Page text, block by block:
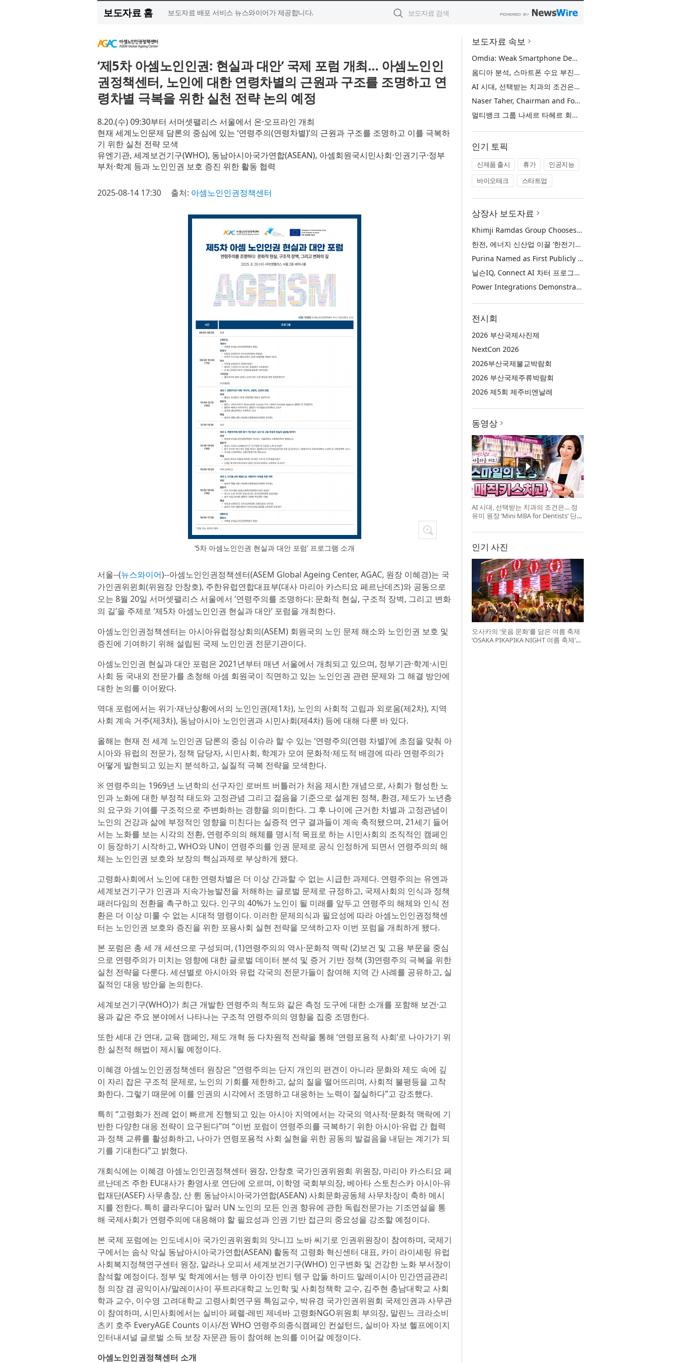
보도자료 홈 보도자료 배포 서비스 뉴스와이어가 제공합니다.
‘제5차 아셈노인인권: 현실과 대안’ 국제 포럼 개최… 아셈노인인
권정책센터, 노인에 대한 연령차별의 근원과 구조를 조명하고 연
령차별 극복을 위한 실천 전략 논의 예정
8.20.(수) 09:30부터 서머셋팰리스 서울에서 온·오프라인 개최
현재 세계노인문제 담론의 중심에 있는 ‘연령주의(연령차별)’의 근원과 구조를 조명하고 이를 극복하
기 위한 실천 전략 모색
유엔기관, 세계보건기구(WHO), 동남아시아국가연합(ASEAN), 아셈회원국시민사회·인권기구·정부
부처·학계 등과 노인인권 보호 증진 위한 활동 협력
2025-08-14 17:30 출처: 아셈노인인권정책센터
‘5차 아셈노인인권 현실과 대안 포럼’ 프로그램 소개
서울--(뉴스와이어)--아셈노인인권정책센터(ASEM Global Ageing Center, AGAC, 원장 이혜경)는 국
가인권위윈회(위원장 안창호), 주한유럽연합대표부(대사 마리아 카스티요 페르난데즈)와 공동으로
오는 8월 20일 서머셋팰리스 서울에서 ‘연령주의를 조명하다: 문화적 현실, 구조적 장벽, 그리고 변화
의 길’을 주제로 ‘제5차 아셈노인인권 현실과 대안’ 포럼을 개최한다.
아셈노인인권정책센터는 아시아유럽정상회의(ASEM) 회원국의 노인 문제 해소와 노인인권 보호 및
증진에 기여하기 위해 설립된 국제 노인인권 전문기관이다.
아셈노인인권 현실과 대안 포럼은 2021년부터 매년 서울에서 개최되고 있으며, 정부기관·학계·시민
사회 등 국내외 전문가를 초청해 아셈 회원국이 직면하고 있는 노인인권 관련 문제와 그 해결 방안에
대한 논의를 이어왔다.
역대 포럼에서는 위기·재난상황에서의 노인인권(제1차), 노인의 사회적 고립과 외로움(제2차), 지역
사회 계속 거주(제3차), 동남아시아 노인인권과 시민사회(제4차) 등에 대해 다룬 바 있다.
올해는 현재 전 세계 노인인권 담론의 중심 이슈라 할 수 있는 ‘연령주의(연령 차별)’에 초점을 맞춰 아
시아와 유럽의 전문가, 정책 담당자, 시민사회, 학계가 모여 문화적·제도적 배경에 따라 연령주의가
어떻게 발현되고 있는지 분석하고, 실질적 극복 전략을 모색한다.
※ 연령주의는 1969년 노년학의 선구자인 로버트 버틀러가 처음 제시한 개념으로, 사회가 형성한 노
인과 노화에 대한 부정적 태도와 고정관념 그리고 젊음을 기준으로 설계된 정책, 환경, 제도가 노년층
의 요구와 기여를 구조적으로 주변화하는 경향을 의미한다. 그 후 나이에 근거한 차별과 고정관념이
노인의 건강과 삶에 부정적인 영향을 미친다는 실증적 연구 결과들이 계속 축적됐으며, 21세기 들어
서는 노화를 보는 시각의 전환, 연령주의의 해체를 명시적 목표로 하는 시민사회의 조직적인 캠페인
이 등장하기 시작하고, WHO와 UN이 연령주의를 인권 문제로 공식 인정하게 되면서 연령주의의 해
체는 노인인권 보호와 보장의 핵심과제로 부상하게 됐다.
고령화사회에서 노인에 대한 연령차별은 더 이상 간과할 수 없는 시급한 과제다. 연령주의는 유엔과
세계보건기구가 인권과 지속가능발전을 저해하는 글로벌 문제로 규정하고, 국제사회의 인식과 정책
패러다임의 전환을 촉구하고 있다. 인구의 40%가 노인이 될 미래를 앞두고 연령주의 해체와 인식 전
환은 더 이상 미룰 수 없는 시대적 명령이다. 이러한 문제의식과 필요성에 따라 아셈노인인권정책센
터는 노인인권 보호와 증진을 위한 포용사회 실현 전략을 모색하고자 이번 포럼을 개최하게 됐다.
본 포럼은 총 세 개 세션으로 구성되며, (1)연령주의의 역사·문화적 맥락 (2)보건 및 고용 부문을 중심
으로 연령주의가 미치는 영향에 대한 글로벌 데이터 분석 및 증거 기반 정책 (3)연령주의 극복을 위한
실천 전략을 다룬다. 세션별로 아시아와 유럽 각국의 전문가들이 참여해 지역 간 사례를 공유하고, 실
질적인 대응 방안을 논의한다.
세계보건기구(WHO)가 최근 개발한 연령주의 척도와 같은 측정 도구에 대한 소개를 포함해 보건·고
용과 같은 주요 분야에서 나타나는 구조적 연령주의의 영향을 집중 조명한다.
또한 세대 간 연대, 교육 캠페인, 제도 개혁 등 다차원적 전략을 통해 ‘연령포용적 사회’로 나아가기 위
한 실천적 해법이 제시될 예정이다.
이혜경 아셈노인인권정책센터 원장은 “연령주의는 단지 개인의 편견이 아니라 문화와 제도 속에 깊
이 자리 잡은 구조적 문제로, 노인의 기회를 제한하고, 삶의 질을 떨어뜨리며, 사회적 불평등을 고착
화한다. 그렇기 때문에 이를 인권의 시각에서 조명하고 대응하는 노력이 절실하다”고 강조했다.
특히 “고령화가 전례 없이 빠르게 진행되고 있는 아시아 지역에서는 각국의 역사적·문화적 맥락에 기
반한 다양한 대응 전략이 요구된다”며 “이번 포럼이 연령주의를 극복하기 위한 아시아·유럽 간 협력
과 정책 교류를 활성화하고, 나아가 연령포용적 사회 실현을 위한 공동의 발걸음을 내딛는 계기가 되
기를 기대한다”고 밝혔다.
개회식에는 이혜경 아셈노인인권정책센터 원장, 안창호 국가인권위원회 위원장, 마리아 카스티요 페
르난데즈 주한 EU대사가 환영사로 연단에 오르며, 이학영 국회부의장, 베아타 스토친스카 아시아-유
럽재단(ASEF) 사무총장, 산 륀 동남아시아국가연합(ASEAN) 사회문화공동체 사무차장이 축하 메시
지를 전한다. 특히 클라우디아 말러 UN 노인의 모든 인권 향유에 관한 독립전문가는 기조연설을 통
해 국제사회가 연령주의에 대응해야 할 필요성과 인권 기반 접근의 중요성을 강조할 예정이다.
본 국제 포럼에는 인도네시아 국가인권위원회의 앗니끄 노바 씨기로 인권위원장이 참여하며, 국제기
구에서는 솜삭 악실 동남아시아국가연합(ASEAN) 활동적 고령화 혁신센터 대표, 카이 라이셰링 유럽
사회복지정책연구센터 원장, 알라나 오피서 세계보건기구(WHO) 인구변화 및 건강한 노화 부서장이
참석할 예정이다. 정부 및 학계에서는 텡쿠 아이잔 빈티 텡구 압둘 하미드 말레이시아 민간연금관리
청 의장 겸 공익이사/말레이사이 푸트라대학교 노인학 및 사회정책학 교수, 김주현 충남대학교 사회
학과 교수, 이수영 고려대학교 고령사회연구원 특임교수, 박유경 국가인권위원회 국제인권과 사무관
이 참여하며, 시민사회에서는 실비아 페렐-레빈 제네바 고령화NGO위원회 부의장, 말린느 크라소비
츠키 호주 EveryAGE Counts 이사/전 WHO 연령주의종식캠페인 컨설턴드, 실비아 자보 헬프에이지
인터내셔널 글로벌 소득 보장 자문관 등이 참여해 논의를 이어갈 예정이다.
아셈노인인권정책센터 소개
보도자료 속보
Omdia: Weak Smartphone Demand Drives Record Growth in Display Shipments to Refurbished Phone Market
옴디아 분석, 스마트폰 수요 부진에 리퍼비시 폰 디스플레이 출하량 사상 최대 기록
AI 시대, 선택받는 치과의 조건은… 정유미 원장 ‘Mini MBA for Dentists’ 단독 특강 개최
Naser Taher, Chairman and Founder of MultiBank Group, Honored by H.H. Sheikh Nahyan bin Mubarak Al Nahyan with the Golden Excellence Award for FinTech, Digital Asset and Blockchain Excellence
멀티뱅크 그룹 나세르 타헤르 회장, 핀테크·디지털 자산·블록체인 부문 ‘골든 엑설런스상’ 수상
인기 토픽
신제품 출시 휴가
인공지능
바이오테크
스타트업
상장사 보도자료
Khimji Ramdas Group Chooses Rimini Street to Reduce SAP Support Costs, Protect 700+ Customizations and Reinvest Savings in Innovation
한전, 에너지 신산업 이끌 ‘한전기술지주’ 공식 출범
Purina Named as First Publicly Announced NIQ ConnectAI Charter Client
닐슨IQ, Connect AI 차터 프로그램 최초 고객사 ‘퓨리나’ 선정
Power Integrations Demonstrates World’s First 2200 V GaN Technology for Next-Era High-Voltage Power Systems
전시회
2026 부산국제사진제
NextCon 2026
2026부산국제불교박람회
2026 부산국제주류박람회
2026 제5회 제주비엔날레
동영상
AI 시대, 선택받는 치과의 조건은… 정
유미 원장 ‘Mini MBA for Dentists’ 단독
인기 사진
오사카의 ‘웃음 문화’를 담은 여름 축제
‘OSAKA PIKAPIKA NIGHT 여름 축제’